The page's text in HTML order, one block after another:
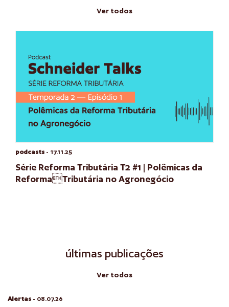
Ver todos
podcasts - 17.11.25
Série Reforma Tributária T2 #1 | Polêmicas da
ReformaTributária no Agronegócio
últimas publicações
Ver todos
Alertas - 08.07.26